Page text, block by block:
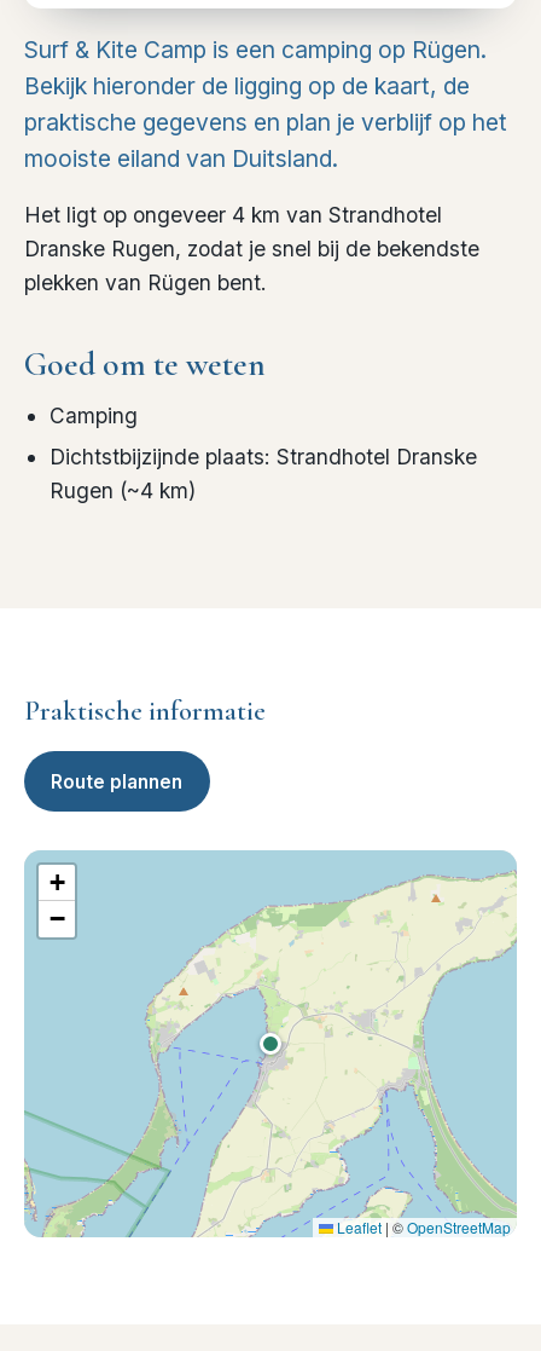
Surf & Kite Camp is een camping op Rügen.
Bekijk hieronder de ligging op de kaart, de
praktische gegevens en plan je verblijf op het
mooiste eiland van Duitsland.
Het ligt op ongeveer 4 km van Strandhotel
Dranske Rugen, zodat je snel bij de bekendste
plekken van Rügen bent.
Goed om te weten
Camping
Dichtstbijzijnde plaats: Strandhotel Dranske
Rugen (~4km)
Praktische informatie
Route plannen
+
−
Leaflet | ©OpenStreetMap